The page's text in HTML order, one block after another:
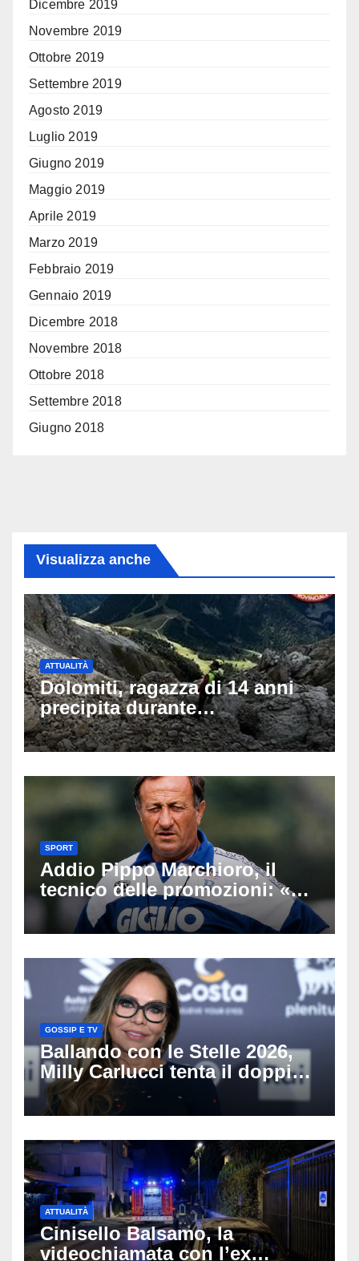
Dicembre 2019
Novembre 2019
Ottobre 2019
Settembre 2019
Agosto 2019
Luglio 2019
Giugno 2019
Maggio 2019
Aprile 2019
Marzo 2019
Febbraio 2019
Gennaio 2019
Dicembre 2018
Novembre 2018
Ottobre 2018
Settembre 2018
Giugno 2018
Visualizza anche
ATTUALITÀ
Dolomiti, ragazza di 14 anni
precipita durante
un’escursione: tragedia sul
Latemar davanti alla famiglia
SPORT
Addio Pippo Marchioro, il
tecnico delle promozioni: «Ha
scritto pagine indimenticabili
del nostro calcio»
GOSSIP E TV
Ballando con le Stelle 2026,
Milly Carlucci tenta il doppio
colpo: tra i papabili Ornella
Muti e Monica Guerritore
ATTUALITÀ
Cinisello Balsamo, la
videochiamata con l’ex